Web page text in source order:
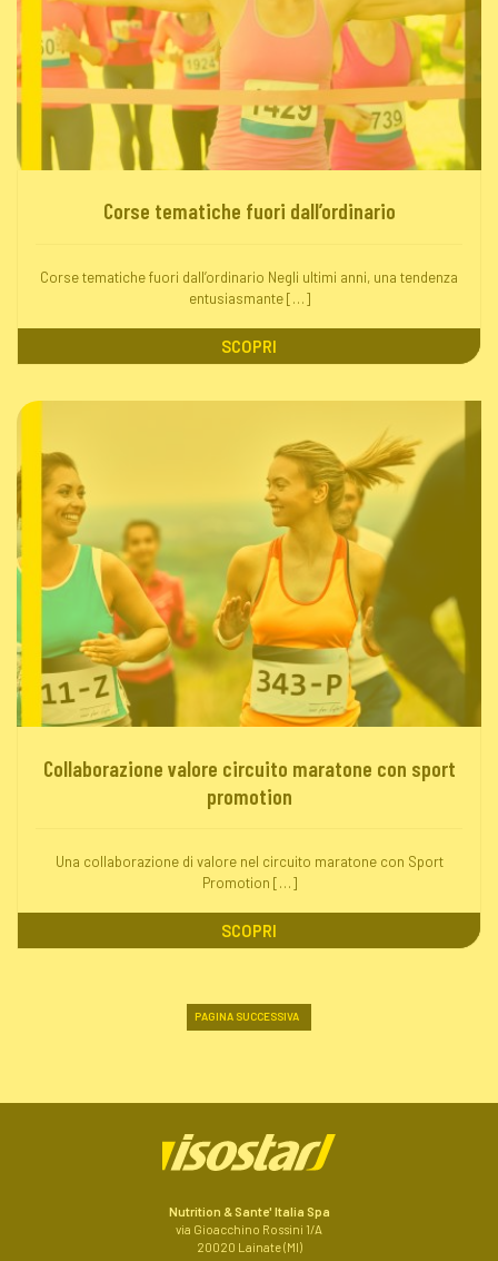
Corse tematiche fuori dall’ordinario
Corse tematiche fuori dall’ordinario Negli ultimi anni, una tendenza
entusiasmante […]
SCOPRI
Collaborazione valore circuito maratone con sport
promotion
Una collaborazione di valore nel circuito maratone con Sport
Promotion […]
SCOPRI
PAGINA SUCCESSIVA
Nutrition & Sante' Italia Spa
via Gioacchino Rossini 1/A
20020 Lainate (MI)